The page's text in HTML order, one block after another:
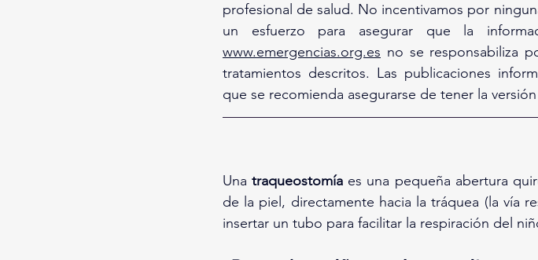
profesional de salud. No incentivamos por
www.emergencias.org.es no se responsabiliza
tratamientos descritos. Las publicaciones
que se recomienda asegurarse de tener la
Una traqueostomía es una pequeña abertura
de la piel, directamente hacia la tráquea (la vía
insertar un tubo para facilitar la respiración del